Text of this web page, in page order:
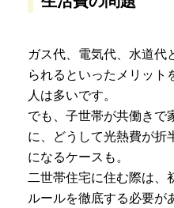
ガス代、電気代、水道代
られるといったメリット
人は多いです。
でも、子世帯が共働きで
に、どうして光熱費が折
になるケースも。
二世帯住宅に住む際は、
ルールを徹底する必要が